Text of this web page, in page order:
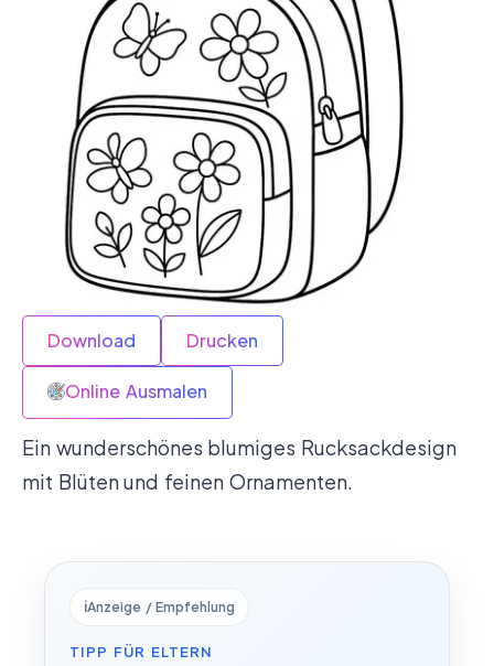
Download Drucken
Online Ausmalen
Ein wunderschönes blumiges Rucksackdesign
mit Blüten und feinen Ornamenten.
ℹ️Anzeige / Empfehlung
TIPP FÜR ELTERN